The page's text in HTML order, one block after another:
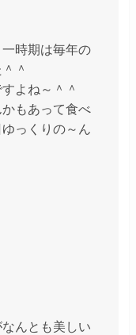
時期は毎年の
＾
よね～＾＾
もあって食べ
っくりの～ん
んとも美しい